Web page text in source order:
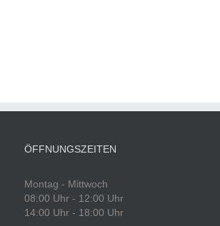
ÖFFNUNGSZEITEN
Montag - Mittwoch
08:00 Uhr - 12:00 Uhr
14:00 Uhr - 18:00 Uhr